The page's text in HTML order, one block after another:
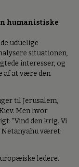
humanistiske
uduelige
situationen,
interesser, og
af at være den
til Jerusalem,
Men hvor
”Vind den krig. Vi
Netanyahu været:
ledere.